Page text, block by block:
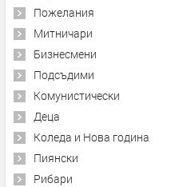
Пожелания
Митничари
Бизнесмени
Подсъдими
Комунистически
Деца
Коледа и Нова година
Пиянски
Рибари